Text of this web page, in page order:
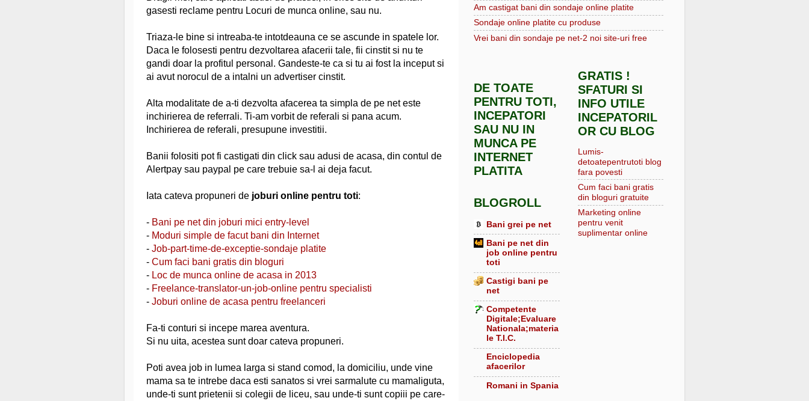
gasesti reclame pentru Locuri de munca online, sau nu.
Triaza-le bine si intreaba-te intotdeauna ce se ascunde in spatele lor.
Daca le folosesti pentru dezvoltarea afacerii tale, fii cinstit si nu te
gandi doar la profitul personal. Gandeste-te ca si tu ai fost la inceput si
ai avut norocul de a intalni un advertiser cinstit.
Alta modalitate de a-ti dezvolta afacerea ta simpla de pe net este
inchirierea de referrali. Ti-am vorbit de referali si pana acum.
Inchirierea de referali, presupune investitii.
Banii folositi pot fi castigati din click sau adusi de acasa, din contul de
Alertpay sau paypal pe care trebuie sa-l ai deja facut.
Iata cateva propuneri de joburi online pentru toti:
- Bani pe net din joburi mici entry-level
- Moduri simple de facut bani din Internet
- Job-part-time-de-exceptie-sondaje platite
- Cum faci bani gratis din bloguri
- Loc de munca online de acasa in 2013
- Freelance-translator-un-job-online pentru specialisti
- Joburi online de acasa pentru freelanceri
Fa-ti conturi si incepe marea aventura.
Si nu uita, acestea sunt doar cateva propuneri.
Poti avea job in lumea larga si stand comod, la domiciliu, unde vine
mama sa te intrebe daca esti sanatos si vrei sarmalute cu mamaliguta,
unde-ti sunt prietenii si colegii de liceu, sau unde-ti sunt copiii pe care-
Am castigat bani din sondaje online platite
Sondaje online platite cu produse
Vrei bani din sondaje pe net-2 noi site-uri free
DE TOATE
PENTRU TOTI,
INCEPATORI
SAU NU IN
MUNCA PE
INTERNET
PLATITA
BLOGROLL
Bani grei pe net
Bani pe net din
job online pentru
toti
Castigi bani pe
net
Competente
Digitale;Evaluare
Nationala;materia
le T.I.C.
Enciclopedia
afacerilor
Romani in Spania
GRATIS !
SFATURI SI
INFO UTILE
INCEPATORIL
OR CU BLOG
Lumis-
detoatepentrutoti blog
fara povesti
Cum faci bani gratis
din bloguri gratuite
Marketing online
pentru venit
suplimentar online